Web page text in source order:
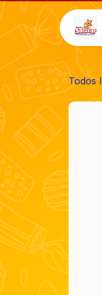
Ir al contenido
Todos